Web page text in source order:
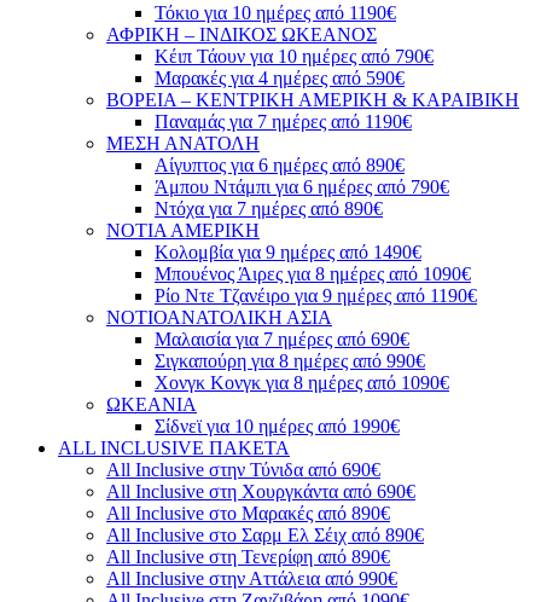
Τόκιο για 10 ημέρες από 1190€
ΑΦΡΙΚΗ – ΙΝΔΙΚΟΣ ΩΚΕΑΝΟΣ
Κέιπ Τάουν για 10 ημέρες από 790€
Μαρακές για 4 ημέρες από 590€
ΒΟΡΕΙΑ – ΚΕΝΤΡΙΚΗ ΑΜΕΡΙΚΗ & ΚΑΡΑΙΒΙΚΗ
Παναμάς για 7 ημέρες από 1190€
ΜΕΣΗ ΑΝΑΤΟΛΗ
Αίγυπτος για 6 ημέρες από 890€
Άμπου Ντάμπι για 6 ημέρες από 790€
Ντόχα για 7 ημέρες από 890€
ΝΟΤΙΑ ΑΜΕΡΙΚΗ
Κολομβία για 9 ημέρες από 1490€
Μπουένος Άιρες για 8 ημέρες από 1090€
Ρίο Ντε Τζανέιρο για 9 ημέρες από 1190€
ΝΟΤΙΟΑΝΑΤΟΛΙΚΗ ΑΣΙΑ
Μαλαισία για 7 ημέρες από 690€
Σιγκαπούρη για 8 ημέρες από 990€
Χονγκ Κονγκ για 8 ημέρες από 1090€
ΩΚΕΑΝΙΑ
Σίδνεϊ για 10 ημέρες από 1990€
ALL INCLUSIVE ΠΑΚΕΤΑ
All Inclusive στην Τύνιδα από 690€
All Inclusive στη Χουργκάντα από 690€
All Inclusive στο Μαρακές από 890€
All Inclusive στο Σαρμ Ελ Σέιχ από 890€
All Inclusive στη Τενερίφη από 890€
All Inclusive στην Αττάλεια από 990€